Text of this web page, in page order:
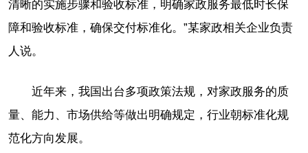
清晰的实施步骤和验收标准，明确家政服务最低时长保
障和验收标准，确保交付标准化。”某家政相关企业负责
人说。
近年来，我国出台多项政策法规，对家政服务的质
量、能力、市场供给等做出明确规定，行业朝标准化规
范化方向发展。